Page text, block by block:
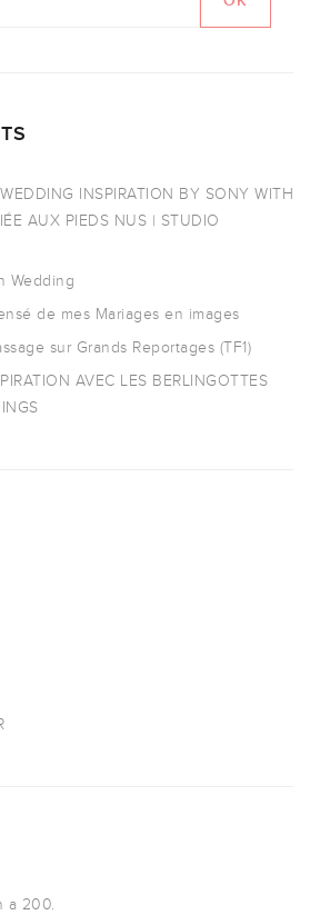
INSPIRATION BY SONY WITH
AUX PIEDS NUS | STUDIO
Wedding
de mes Mariages en images
sur Grands Reportages (TF1)
AVEC LES BERLINGOTTES
a 200.